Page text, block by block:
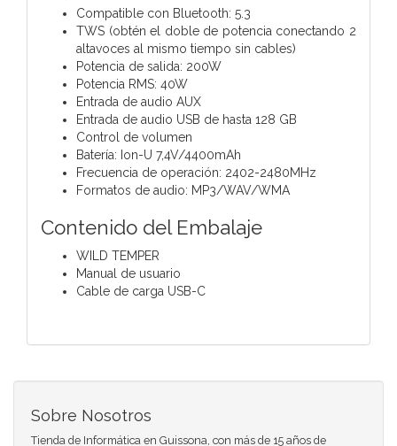
Compatible con Bluetooth: 5.3
TWS (obtén el doble de potencia conectando 2
altavoces al mismo tiempo sin cables)
Potencia de salida: 200W
Potencia RMS: 40W
Entrada de audio AUX
Entrada de audio USB de hasta 128 GB
Control de volumen
Batería: Ion-U 7,4V/4400mAh
Frecuencia de operación: 2402-2480MHz
Formatos de audio: MP3/WAV/WMA
Contenido del Embalaje
WILD TEMPER
Manual de usuario
Cable de carga USB-C
Sobre Nosotros
Tienda de Informática en Guissona, con más de 15 años de